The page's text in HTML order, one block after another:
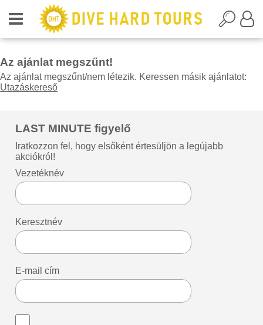
Az ajánlat megszűnt!
Az ajánlat megszűnt/nem létezik. Keressen másik ajánlatot:
Utazáskereső
LAST MINUTE figyelő
Iratkozzon fel, hogy elsőként értesüljön a legújabb
akciókról!
Vezetéknév
Keresztnév
E-mail cím